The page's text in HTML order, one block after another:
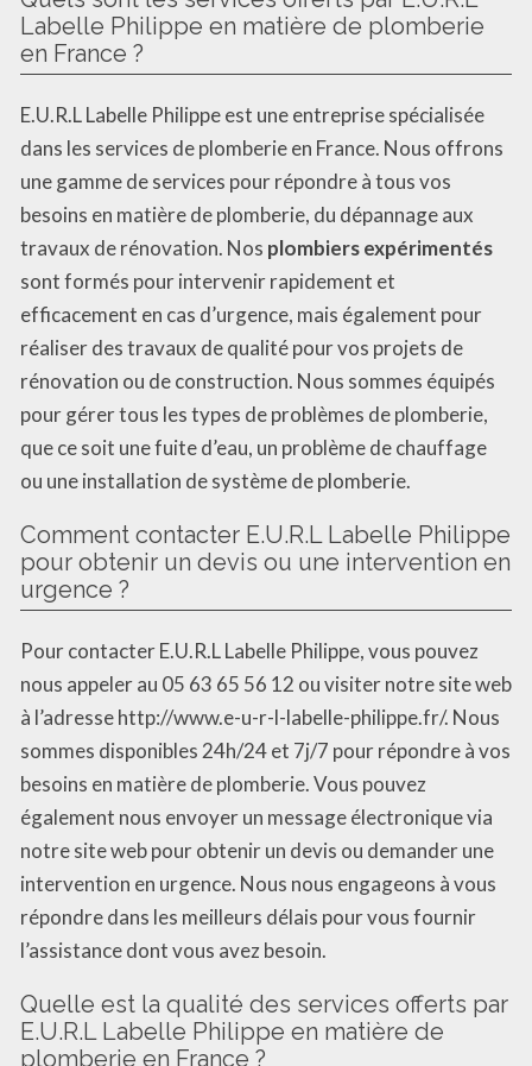
Labelle Philippe en matière de plomberie
en France ?
E.U.R.L Labelle Philippe est une entreprise spécialisée
dans les services de plomberie en France. Nous offrons
une gamme de services pour répondre à tous vos
besoins en matière de plomberie, du dépannage aux
travaux de rénovation. Nos plombiers expérimentés
sont formés pour intervenir rapidement et
efficacement en cas d’urgence, mais également pour
réaliser des travaux de qualité pour vos projets de
rénovation ou de construction. Nous sommes équipés
pour gérer tous les types de problèmes de plomberie,
que ce soit une fuite d’eau, un problème de chauffage
ou une installation de système de plomberie.
Comment contacter E.U.R.L Labelle Philippe
pour obtenir un devis ou une intervention en
urgence ?
Pour contacter E.U.R.L Labelle Philippe, vous pouvez
nous appeler au 05 63 65 56 12 ou visiter notre site web
à l’adresse http://www.e-u-r-l-labelle-philippe.fr/. Nous
sommes disponibles 24h/24 et 7j/7 pour répondre à vos
besoins en matière de plomberie. Vous pouvez
également nous envoyer un message électronique via
notre site web pour obtenir un devis ou demander une
intervention en urgence. Nous nous engageons à vous
répondre dans les meilleurs délais pour vous fournir
l’assistance dont vous avez besoin.
Quelle est la qualité des services offerts par
E.U.R.L Labelle Philippe en matière de
plomberie en France ?